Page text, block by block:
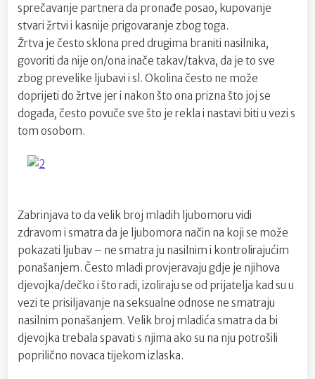
sprečavanje partnera da pronađe posao, kupovanje
stvari žrtvi i kasnije prigovaranje zbog toga.
Žrtva je često sklona pred drugima braniti nasilnika,
govoriti da nije on/ona inače takav/takva, da je to sve
zbog prevelike ljubavi i sl. Okolina često ne može
doprijeti do žrtve jer i nakon što ona prizna što joj se
događa, često povuče sve što je rekla i nastavi biti u vezi s
tom osobom.
Zabrinjava to da velik broj mladih ljubomoru vidi
zdravom i smatra da je ljubomora način na koji se može
pokazati ljubav – ne smatra ju nasilnim i kontrolirajućim
ponašanjem. Često mladi provjeravaju gdje je njihova
djevojka/dečko i što radi, izoliraju se od prijatelja kad su u
vezi te prisiljavanje na seksualne odnose ne smatraju
nasilnim ponašanjem. Velik broj mladića smatra da bi
djevojka trebala spavati s njima ako su na nju potrošili
poprilično novaca tijekom izlaska.